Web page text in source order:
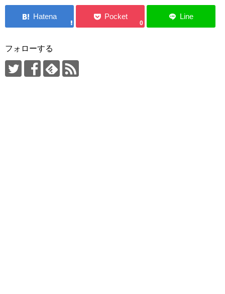
0
フォローする